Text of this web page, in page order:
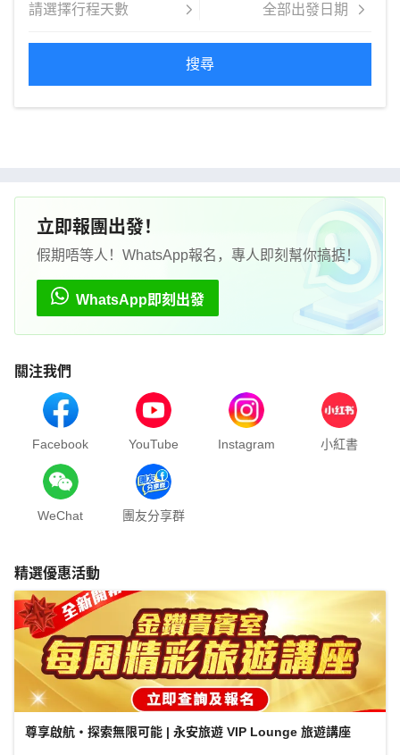
著他們走，一定不會失望！
搜尋
立即報團出發！
假期唔等人！WhatsApp報名，專人即刻幫你搞掂！
WhatsApp即刻出發
關注我們
Facebook YouTube Instagram 小紅書
WeChat 團友分享群
精選優惠活動
尊享啟航・探索無限可能 | 永安旅遊 VIP Lounge 旅遊講座